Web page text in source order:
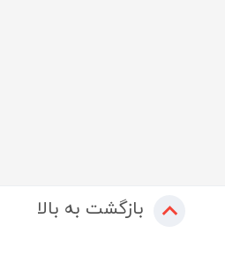
بازگشت به بالا